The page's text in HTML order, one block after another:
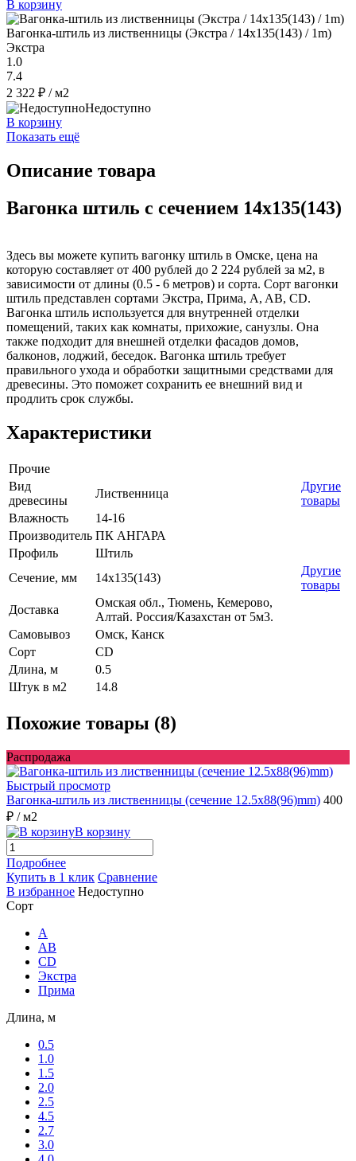
В корзину
Вагонка-штиль из лиственницы (Экстра / 14x135(143) / 1m)
Экстра
1.0
7.4
2 322 ₽ / м2
Недоступно
В корзину
Показать ещё
Описание товара
Вагонка штиль с сечением 14x135(143)
Здесь вы можете купить вагонку штиль в Омске, цена на
которую составляет от 400 рублей до 2 224 рублей за м2, в
зависимости от длины (0.5 - 6 метров) и сорта. Сорт вагонки
штиль представлен сортами Экстра, Прима, A, AB, CD.
Вагонка штиль используется для внутренней отделки
помещений, таких как комнаты, прихожие, санузлы. Она
также подходит для внешней отделки фасадов домов,
балконов, лоджий, беседок. Вагонка штиль требует
правильного ухода и обработки защитными средствами для
древесины. Это поможет сохранить ее внешний вид и
продлить срок службы.
Характеристики
Прочие
Вид
древесины
Лиственница
Другие
товары
Влажность
14-16
Производитель ПК АНГАРА
Профиль
Штиль
Сечение, мм
14x135(143)
Другие
товары
Доставка
Омская обл., Тюмень, Кемерово,
Алтай. Россия/Казахстан от 5м3.
Самовывоз
Омск, Канск
Сорт
CD
Длина, м
0.5
Штук в м2
14.8
Похожие товары (8)
Распродажа
Быстрый просмотр
Вагонка-штиль из лиственницы (сечение 12.5x88(96)mm) 400
₽ / м2
В корзину
Подробнее
Купить в 1 клик Сравнение
В избранное Недоступно
Сорт
A
AB
CD
Экстра
Прима
Длина, м
0.5
1.0
1.5
2.0
2.5
4.5
2.7
3.0